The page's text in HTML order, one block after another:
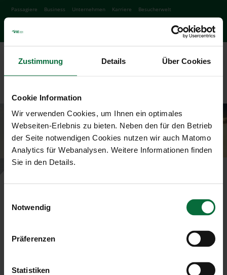
Zustimmung Details Über Cookies
Cookie Information
Wir verwenden Cookies, um Ihnen ein optimales
Webseiten-Erlebnis zu bieten. Neben den für den Betrieb
der Seite notwendigen Cookies nutzen wir auch Matomo
Analytics für Webanalysen. Weitere Informationen finden
Sie in den Details.
Notwendig
Präferenzen
Statistiken
Passagiere Business Unternehmen Karriere Besucherwelt
FacebookInstagram
Podcast
Twitter
durchstarten!